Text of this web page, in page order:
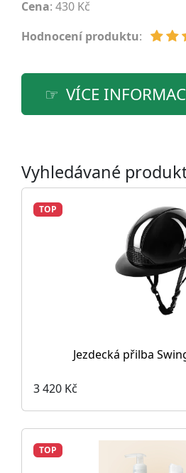
Cena: 430 Kč
Hodnocení produktu:
VÍCE
Vyhledávané
TOP
Jezdecká přilba
3 420 Kč
TOP